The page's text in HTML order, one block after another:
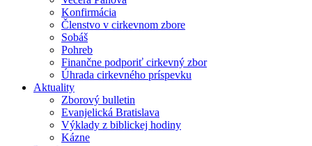
Konfirmácia
Členstvo v cirkevnom zbore
Sobáš
Pohreb
Finančne podporiť cirkevný zbor
Úhrada cirkevného príspevku
Aktuality
Zborový bulletin
Evanjelická Bratislava
Výklady z biblickej hodiny
Kázne